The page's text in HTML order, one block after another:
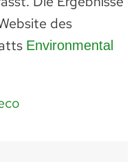
des
Environmental